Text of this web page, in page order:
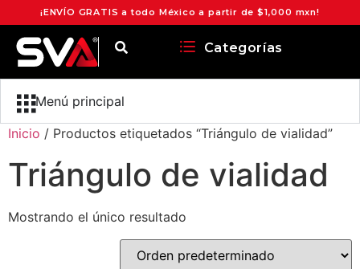
¡ENVÍO GRATIS a todo México a partir de $1,000 mxn!
Categorías
Menú principal
Inicio / Productos etiquetados “Triángulo de vialidad”
Triángulo de vialidad
Mostrando el único resultado